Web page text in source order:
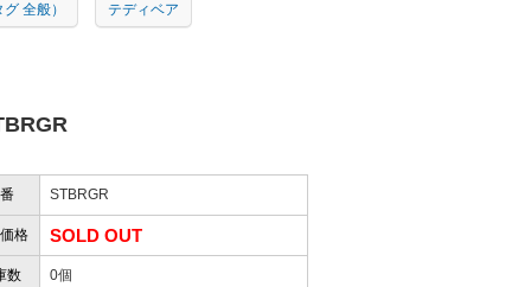
全般） テディベア
STBRGR
格 SOLD OUT
数 0個